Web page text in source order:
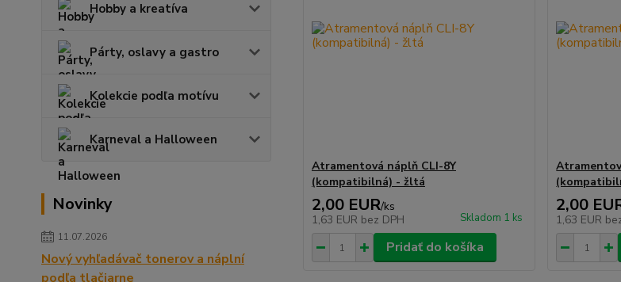
Hobby a kreatíva
Párty, oslavy a gastro
Kolekcie podľa motívu
Karneval a Halloween
Novinky
11.07.2026
Nový vyhľadávač tonerov a náplní
podľa tlačiarne
Atramentová náplň CLI-8Y
(kompatibilná) - žltá
2,00 EUR/ks
1,63 EUR bez DPH Skladom 1 ks
Pridať do košíka
2,00
1,63 EUR